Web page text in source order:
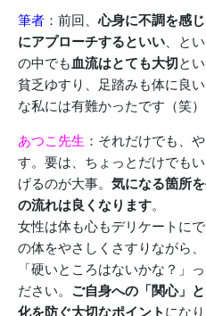
筆者 ：前回、心身に不調を感
にアプローチするといい 、と
の中でも 血流はとても大切と
貧乏ゆすり、足踏みも体に良
な私には有難かったです（笑）
あつこ先生 ：それだけでも、
す。要は、ちょっとだけでも
げるのが大事。 気になる箇所
の流れは良くなります。
女性は体も心もデリケートに
の体をやさしくさすりながら
「硬いところはないかな？」
ださい。 ご自身への「関心」
化を防ぐ大切なポイント になり